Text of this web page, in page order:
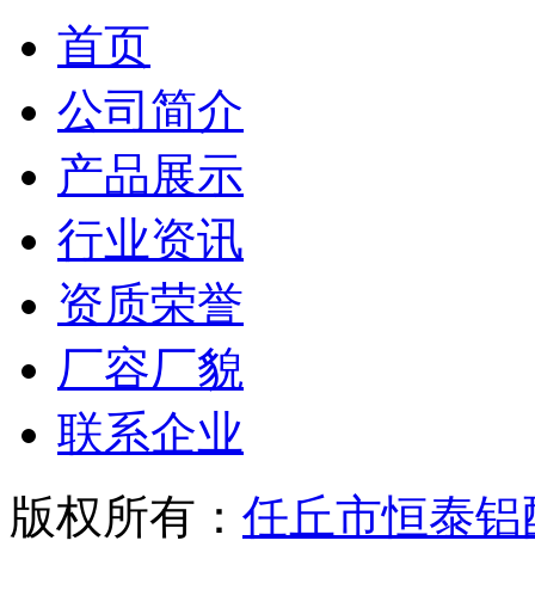
首页
公司简介
产品展示
行业资讯
资质荣誉
厂容厂貌
联系企业
版权所有： 任丘市恒泰铝